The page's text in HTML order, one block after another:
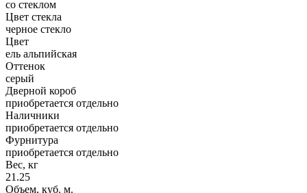
со стеклом
Цвет стекла
черное стекло
Цвет
ель альпийская
Оттенок
серый
Дверной короб
приобретается отдельно
Наличники
приобретается отдельно
Фурнитура
приобретается отдельно
Вес, кг
21.25
Объем, куб. м.